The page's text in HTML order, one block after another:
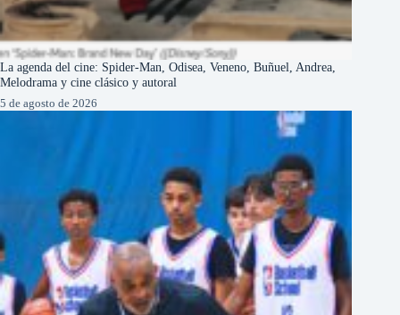
La agenda del cine: Spider-Man, Odisea, Veneno, Buñuel, Andrea,
Melodrama y cine clásico y autoral
5 de agosto de 2026